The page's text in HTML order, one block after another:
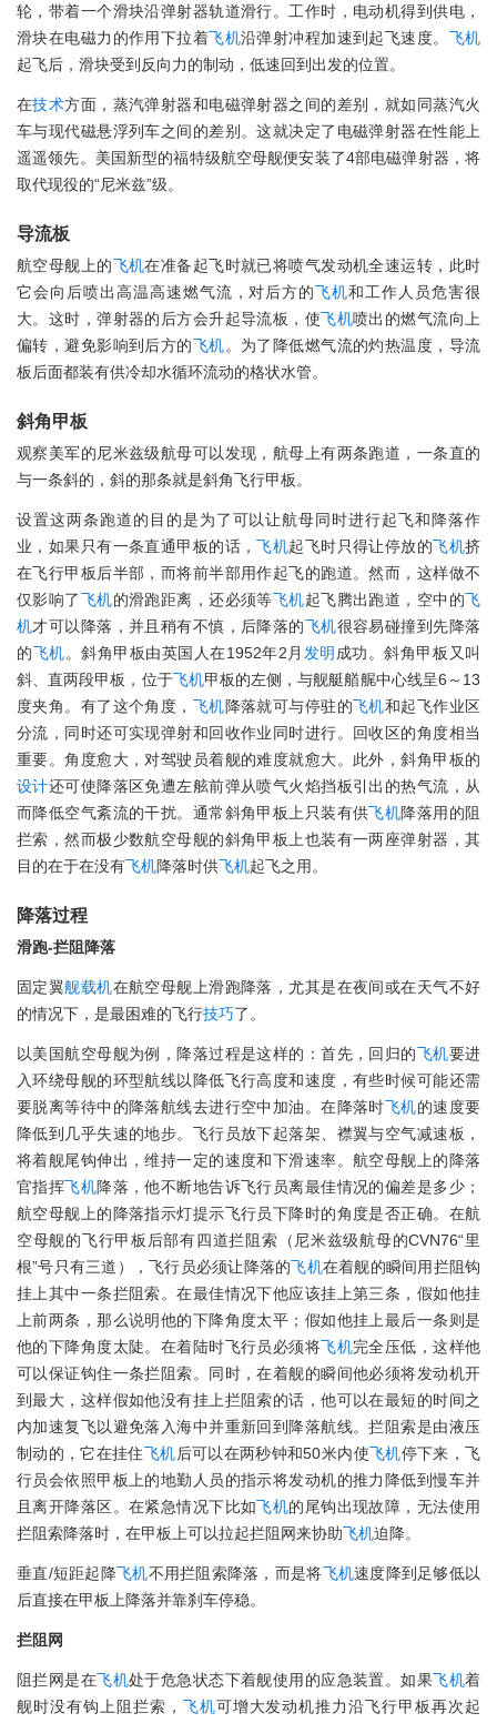
轮，带着一个滑块沿弹射器轨道滑行。工作时，电动机得到供电，
滑块在电磁力的作用下拉着飞机沿弹射冲程加速到起飞速度。 飞机
起飞后，滑块受到反向力的制动，低速回到出发的位置。
在技术方面，蒸汽弹射器和电磁弹射器之间的差别，就如同蒸汽火
车与现代磁悬浮列车之间的差别。这就决定了电磁弹射器在性能上
遥遥领先。美国新型的福特级航空母舰便安装了4部电磁弹射器，将
取代现役的“尼米兹”级。
导流板
航空母舰上的飞机在准备起飞时就已将喷气发动机全速运转，此时
它会向后喷出高温高速燃气流，对后方的飞机和工作人员危害很
大。这时，弹射器的后方会升起导流板，使飞机喷出的燃气流向上
偏转，避免影响到后方的飞机。为了降低燃气流的灼热温度，导流
板后面都装有供冷却水循环流动的格状水管。
斜角甲板
观察美军的尼米兹级航母可以发现，航母上有两条跑道，一条直的
与一条斜的，斜的那条就是斜角飞行甲板。
设置这两条跑道的目的是为了可以让航母同时进行起飞和降落作
业，如果只有一条直通甲板的话，飞机起飞时只得让停放的飞机挤
在飞行甲板后半部，而将前半部用作起飞的跑道。然而，这样做不
仅影响了飞机的滑跑距离，还必须等飞机起飞腾出跑道，空中的飞
机才可以降落，并且稍有不慎，后降落的飞机很容易碰撞到先降落
的飞机。斜角甲板由英国人在1952年2月 发明 成功。斜角甲板又叫
斜、直两段甲板，位于飞机甲板的左侧，与舰艇艏艉中心线呈6～13
度夹角。有了这个角度， 飞机降落就可与停驻的飞机和起飞作业区
分流，同时还可实现弹射和回收作业同时进行。回收区的角度相当
重要。角度愈大，对驾驶员着舰的难度就愈大。此外，斜角甲板的
设计还可使降落区免遭左舷前弹从喷气火焰挡板引出的热气流，从
而降低空气紊流的干扰。通常斜角甲板上只装有供飞机降落用的阻
拦索，然而极少数航空母舰的斜角甲板上也装有一两座弹射器，其
目的在于在没有飞机降落时供飞机起飞之用。
降落过程
滑跑-拦阻降落
固定翼舰载机在航空母舰上滑跑降落，尤其是在夜间或在天气不好
的情况下，是最困难的飞行技巧了。
以美国航空母舰为例，降落过程是这样的：首先，回归的飞机要进
入环绕母舰的环型航线以降低飞行高度和速度，有些时候可能还需
要脱离等待中的降落航线去进行空中加油。在降落时飞机的速度要
降低到几乎失速的地步。飞行员放下起落架、襟翼与空气减速板，
将着舰尾钩伸出，维持一定的速度和下滑速率。航空母舰上的降落
官指挥飞机降落，他不断地告诉飞行员离最佳情况的偏差是多少；
航空母舰上的降落指示灯提示飞行员下降时的角度是否正确。在航
空母舰的飞行甲板后部有四道拦阻索（尼米兹级航母的CVN76“里
根”号只有三道），飞行员必须让降落的飞机在着舰的瞬间用拦阻钩
挂上其中一条拦阻索。在最佳情况下他应该挂上第三条，假如他挂
上前两条，那么说明他的下降角度太平；假如他挂上最后一条则是
他的下降角度太陡。在着陆时飞行员必须将飞机完全压低，这样他
可以保证钩住一条拦阻索。同时，在着舰的瞬间他必须将发动机开
到最大，这样假如他没有挂上拦阻索的话，他可以在最短的时间之
内加速复飞以避免落入海中并重新回到降落航线。拦阻索是由液压
制动的，它在挂住飞机后可以在两秒钟和50米内使飞机停下来，飞
行员会依照甲板上的地勤人员的指示将发动机的推力降低到慢车并
且离开降落区。在紧急情况下比如飞机的尾钩出现故障，无法使用
拦阻索降落时，在甲板上可以拉起拦阻网来协助飞机迫降。
垂直/短距起降飞机不用拦阻索降落，而是将飞机速度降到足够低以
后直接在甲板上降落并靠刹车停稳。
拦阻网
阻拦网是在飞机处于危急状态下着舰使用的应急装置。如果飞机着
舰时没有钩上阻拦索， 飞机可增大发动机推力沿飞行甲板再次起